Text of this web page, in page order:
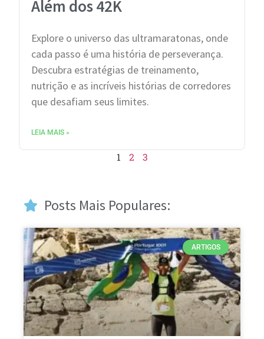
Além dos 42K
Explore o universo das ultramaratonas, onde
cada passo é uma história de perseverança.
Descubra estratégias de treinamento,
nutrição e as incríveis histórias de corredores
que desafiam seus limites.
LEIA MAIS »
1 2 3
Posts Mais Populares:
ARTIGOS